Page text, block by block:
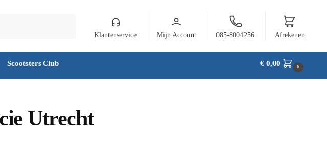
Klantenservice Mijn Account 085-8004256 Afrekenen
Scootsters Club €0,00 0
Utrecht